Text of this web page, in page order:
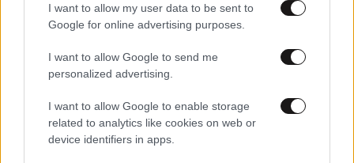
I want to allow my user data to be sent to
Google for online advertising purposes.
I want to allow Google to send me
personalized advertising.
I want to allow Google to enable storage
related to analytics like cookies on web or
device identifiers in apps.
31·10·2025 11:22
Τι γυρεύουν οι τοίχοι δίπλα στους δρόμους μου λέτε;
Απαντήστε